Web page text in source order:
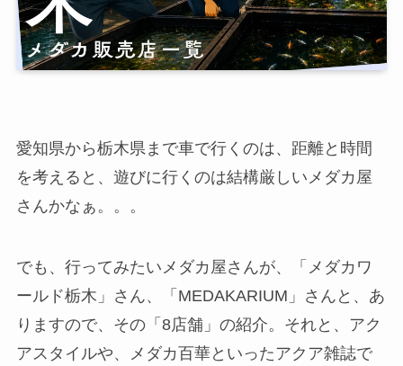
愛知県から栃木県まで車で行くのは、距離と時間
を考えると、遊びに行くのは結構厳しいメダカ屋
さんかなぁ。。。
でも、行ってみたいメダカ屋さんが、「メダカワ
ールド栃木」さん、「MEDAKARIUM」さんと、あ
りますので、その「8店舗」の紹介。それと、アク
アスタイルや、メダカ百華といったアクア雑誌で